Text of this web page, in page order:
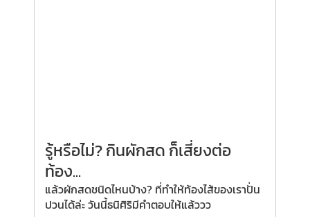
รู้หรือไม่? กินผักสด ก็เสี่ยงต่อ
ท้อง...
แล้วผักสดชนิดไหนบ้าง? ที่ทำให้ท้องไส้ของเราปั่น
ปวนได้ล่ะ วันนี้ธนิศิริมีคำตอบให้แล้ววว